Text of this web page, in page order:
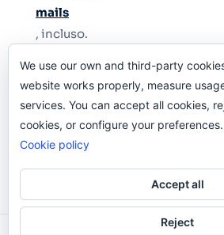
mails
, incluso.
Y si una persona no puede
le quiten el teléfono.
We use our own and third-party
website works properly, measure
services. You can accept all cookies,
cookies, or configure your preferences.
Cookie policy
Accept all
Reject